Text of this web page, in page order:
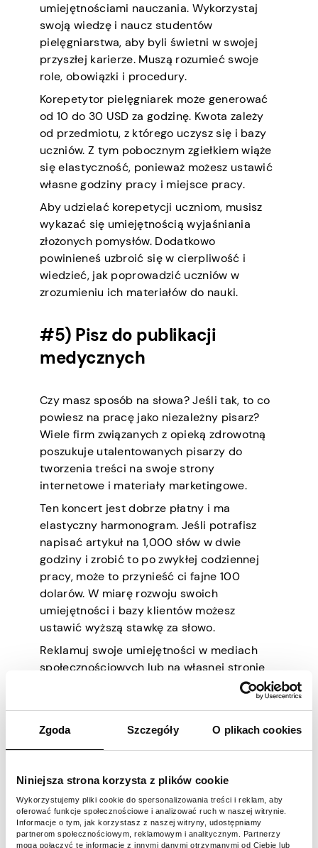
Zgoda Szczegóły O plikach cookies
Niniejsza strona korzysta z plików cookie
Wykorzystujemy pliki cookie do spersonalizowania treści i reklam, aby
oferować funkcje społecznościowe i analizować ruch w naszej witrynie.
Informacje o tym, jak korzystasz z naszej witryny, udostępniamy
partnerom społecznościowym, reklamowym i analitycznym. Partnerzy
mogą połączyć te informacje z innymi danymi otrzymanymi od Ciebie lub
umiejętnościami nauczania. Wykorzystaj
swoją wiedzę i naucz studentów
pielęgniarstwa, aby byli świetni w swojej
przyszłej karierze. Muszą rozumieć swoje
role, obowiązki i procedury.
Korepetytor pielęgniarek może generować
od 10 do 30 USD za godzinę. Kwota zależy
od przedmiotu, z którego uczysz się i bazy
uczniów. Z tym pobocznym zgiełkiem wiąże
się elastyczność, ponieważ możesz ustawić
własne godziny pracy i miejsce pracy.
Aby udzielać korepetycji uczniom, musisz
wykazać się umiejętnością wyjaśniania
złożonych pomysłów. Dodatkowo
powinieneś uzbroić się w cierpliwość i
wiedzieć, jak poprowadzić uczniów w
zrozumieniu ich materiałów do nauki.
#5) Pisz do publikacji
medycznych
Czy masz sposób na słowa? Jeśli tak, to co
powiesz na pracę jako niezależny pisarz?
Wiele firm związanych z opieką zdrowotną
poszukuje utalentowanych pisarzy do
tworzenia treści na swoje strony
internetowe i materiały marketingowe.
Ten koncert jest dobrze płatny i ma
elastyczny harmonogram. Jeśli potrafisz
napisać artykuł na 1,000 słów w dwie
godziny i zrobić to po zwykłej codziennej
pracy, może to przynieść ci fajne 100
dolarów. W miarę rozwoju swoich
umiejętności i bazy klientów możesz
ustawić wyższą stawkę za słowo.
Reklamuj swoje umiejętności w mediach
społecznościowych lub na własnej stronie
osiągnięcia, bez względu na to, jak duże!
#6) Świadcz usługi
telezdrowotne
Każdy powinien mieć dostęp do opieki